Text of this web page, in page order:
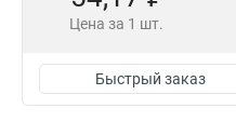
Цена за 1 шт.
Быстрый заказ